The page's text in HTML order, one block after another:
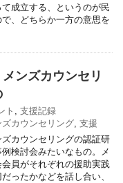
成立する、というのが民
、どちらか一方の意思を
ンズカウンセリ
ト , 支援記録
ズカウンセリング, 支援
カウンセリングの認証研
検討会みたいなもの。メ
員がそれぞれの援助実践
ったかなどを話し合い、